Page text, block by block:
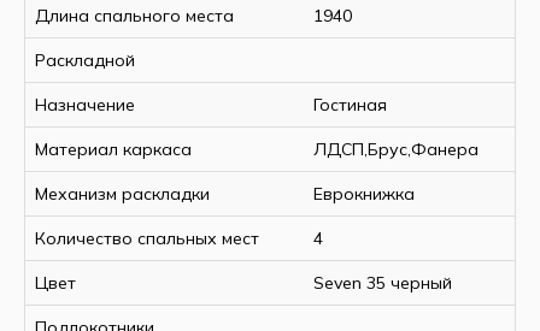
Длина спального места 1940
Раскладной
Назначение Гостиная
Материал каркаса ЛДСП,Брус,Фанера
Механизм раскладки Еврокнижка
Количество спальных мест 4
Цвет Seven 35 черный